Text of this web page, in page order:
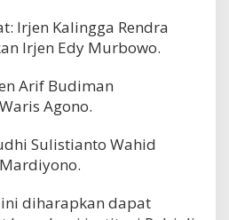
Irjen Kalingga Rendra
Irjen Edy Murbowo.
Arif Budiman
Agono.
Sulistianto Wahid
diharapkan dapat